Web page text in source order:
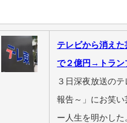
テレビから消え
で２億円→トラン
３日深夜放送の
報告～」にお笑
ー人生を明かした